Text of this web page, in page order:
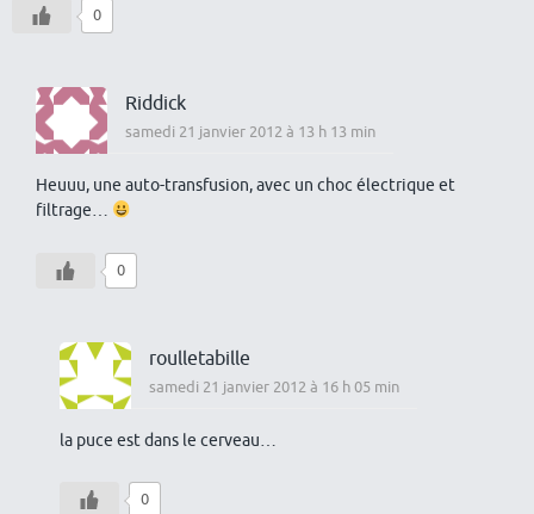
0
Riddick
samedi 21 janvier 2012 à 13 h 13 min
Heuuu, une auto-transfusion, avec un choc électrique et
filtrage…
0
roulletabille
samedi 21 janvier 2012 à 16 h 05 min
la puce est dans le cerveau…
0